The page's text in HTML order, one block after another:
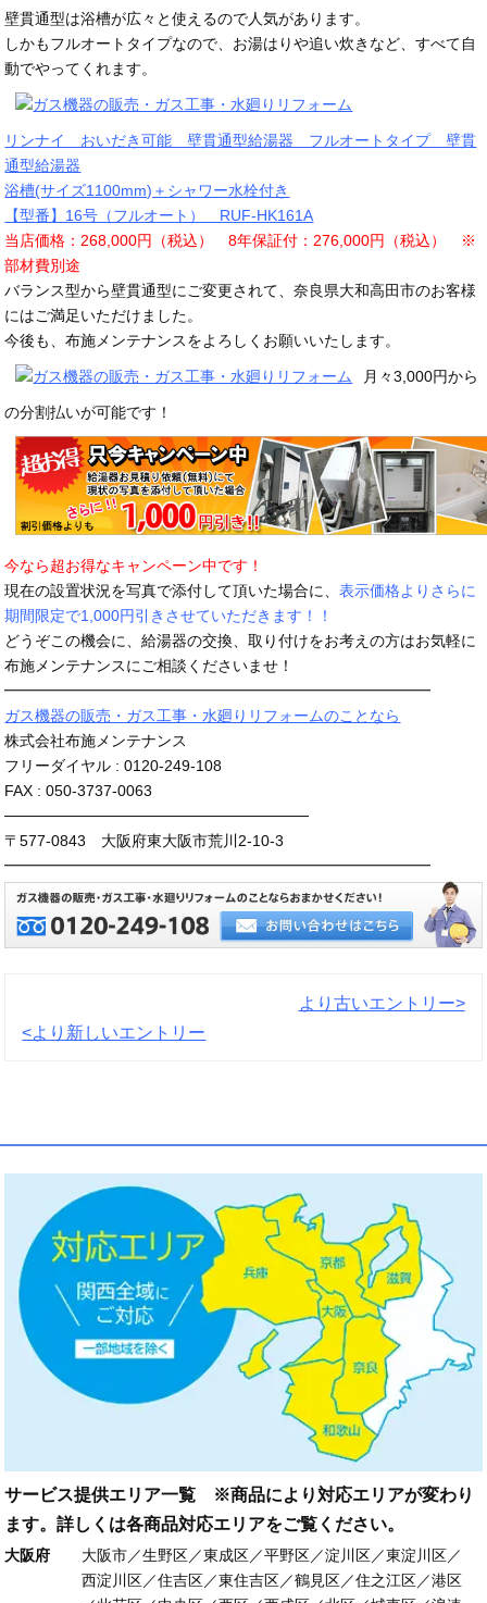
壁貫通型は浴槽が広々と使えるので人気があります。
しかもフルオートタイプなので、お湯はりや追い炊きなど、すべて自
動でやってくれます。
リンナイ おいだき可能 壁貫通型給湯器 フルオートタイプ 壁貫
通型給湯器
浴槽(サイズ1100mm)＋シャワー水栓付き
【型番】16号（フルオート） RUF-HK161A
当店価格：268,000円（税込） 8年保証付：276,000円（税込） ※
部材費別途
バランス型から壁貫通型にご変更されて、奈良県大和高田市のお客様
にはご満足いただけました。
今後も、布施メンテナンスをよろしくお願いいたします。
月々3,000円から
の分割払いが可能です！
今なら超お得なキャンペーン中です！
現在の設置状況を写真で添付して頂いた場合に、表示価格よりさらに
期間限定で1,000円引きさせていただきます！！
どうぞこの機会に、給湯器の交換、取り付けをお考えの方はお気軽に
布施メンテナンスにご相談くださいませ！
━━━━━━━━━━━━━━━━━━━━━━━━━━━━
ガス機器の販売・ガス工事・水廻りリフォームのことなら
株式会社布施メンテナンス
フリーダイヤル : 0120-249-108
FAX : 050-3737-0063
────────────────────────────
〒577-0843 大阪府東大阪市荒川2-10-3
━━━━━━━━━━━━━━━━━━━━━━━━━━━━
より古いエントリー>
<より新しいエントリー
サービス提供エリア一覧 ※商品により対応エリアが変わり
ます。詳しくは各商品対応エリアをご覧ください。
大阪府
大阪市／生野区／東成区／平野区／淀川区／東淀川区／
西淀川区／住吉区／東住吉区／鶴見区／住之江区／港区